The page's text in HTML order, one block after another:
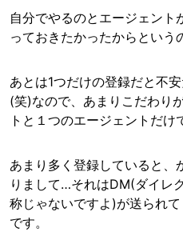
自分でやるのとエージェント
っておきたかったからという
あとは1つだけの登録だと不
(笑)なので、あまりこだわり
トと１つのエージェントだけ
あまり多く登録していると、
りまして…それはDM(ダイレ
称じゃないですよ)が送られ
です。